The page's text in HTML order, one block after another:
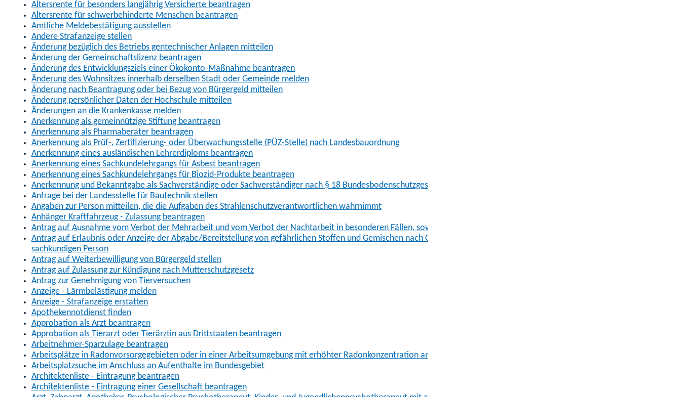
Altersrente für besonders langjährig Versicherte beantragen
Altersrente für schwerbehinderte Menschen beantragen
Amtliche Meldebestätigung ausstellen
Andere Strafanzeige stellen
Änderung bezüglich des Betriebs gentechnischer Anlagen mitteilen
Änderung der Gemeinschaftslizenz beantragen
Änderung des Entwicklungsziels einer Ökokonto-Maßnahme beantragen
Änderung des Wohnsitzes innerhalb derselben Stadt oder Gemeinde melden
Änderung nach Beantragung oder bei Bezug von Bürgergeld mitteilen
Änderung persönlicher Daten der Hochschule mitteilen
Änderungen an die Krankenkasse melden
Anerkennung als gemeinnützige Stiftung beantragen
Anerkennung als Pharmaberater beantragen
Anerkennung als Prüf-, Zertifizierung- oder Überwachungsstelle (PÜZ-Stelle) nach Landesbauordnung
Anerkennung eines ausländischen Lehrerdiploms beantragen
Anerkennung eines Sachkundelehrgangs für Asbest beantragen
Anerkennung eines Sachkundelehrgangs für Biozid-Produkte beantragen
Anerkennung und Bekanntgabe als Sachverständige oder Sachverständiger nach § 18 Bundesbodenschutzgesetz
Anfrage bei der Landesstelle für Bautechnik stellen
Angaben zur Person mitteilen, die die Aufgaben des Strahlenschutzverantwortlichen wahrnimmt
Anhänger Kraftfahrzeug - Zulassung beantragen
Antrag auf Ausnahme vom Verbot der Mehrarbeit und vom Verbot der Nachtarbeit in besonderen Fällen, sowie der Art der Arbeit und dem Arbeitstempo
Antrag auf Erlaubnis oder Anzeige der Abgabe/Bereitstellung von gefährlichen Stoffen und Gemischen nach ChemVerbotsV sowie Änderungsanzeigen bei Wechsel der
sachkundigen Person
Antrag auf Weiterbewilligung von Bürgergeld stellen
Antrag auf Zulassung zur Kündigung nach Mutterschutzgesetz
Antrag zur Genehmigung von Tierversuchen
Anzeige - Lärmbelästigung melden
Anzeige - Strafanzeige erstatten
Apothekennotdienst finden
Approbation als Arzt beantragen
Approbation als Tierarzt oder Tierärztin aus Drittstaaten beantragen
Arbeitnehmer-Sparzulage beantragen
Arbeitsplätze in Radonvorsorgegebieten oder in einer Arbeitsumgebung mit erhöhter Radonkonzentration anmelden
Arbeitsplatzsuche im Anschluss an Aufenthalte im Bundesgebiet
Architektenliste - Eintragung beantragen
Architektenliste - Eintragung einer Gesellschaft beantragen